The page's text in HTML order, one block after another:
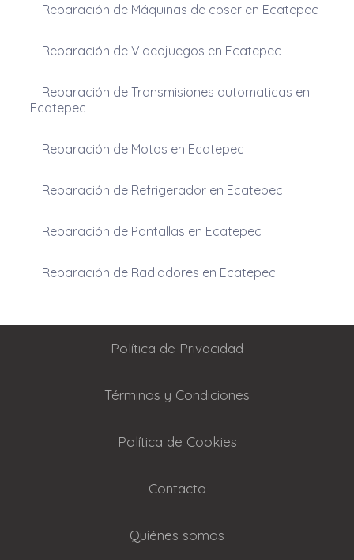
Reparación de Máquinas de coser en Ecatepec
Reparación de Videojuegos en Ecatepec
Reparación de Transmisiones automaticas en
Ecatepec
Reparación de Motos en Ecatepec
Reparación de Refrigerador en Ecatepec
Reparación de Pantallas en Ecatepec
Reparación de Radiadores en Ecatepec
Política de Privacidad
Términos y Condiciones
Política de Cookies
Contacto
Quiénes somos